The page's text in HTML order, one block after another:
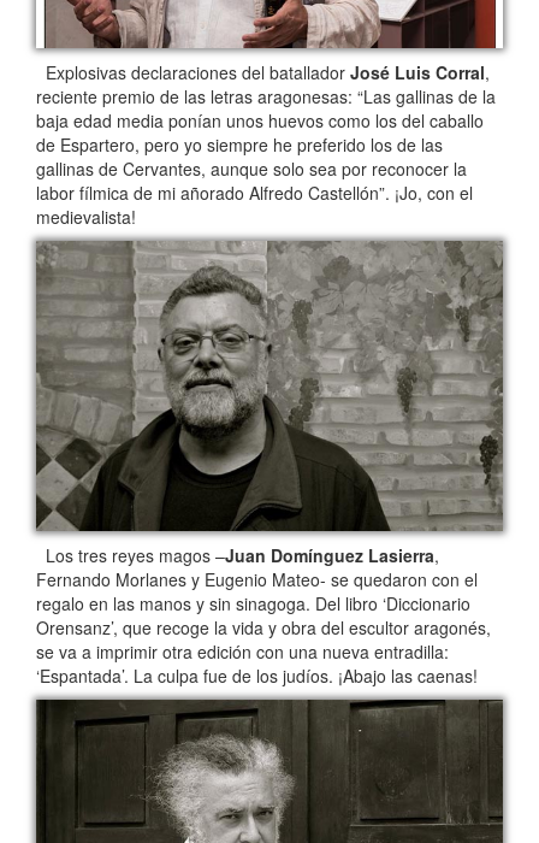
Explosivas declaraciones del batallador José Luis Corral,
reciente premio de las letras aragonesas: “Las gallinas de la
baja edad media ponían unos huevos como los del caballo
de Espartero, pero yo siempre he preferido los de las
gallinas de Cervantes, aunque solo sea por reconocer la
labor fílmica de mi añorado Alfredo Castellón”. ¡Jo, con el
medievalista!
Los tres reyes magos –Juan Domínguez Lasierra,
Fernando Morlanes y Eugenio Mateo- se quedaron con el
regalo en las manos y sin sinagoga. Del libro ‘Diccionario
Orensanz’, que recoge la vida y obra del escultor aragonés,
se va a imprimir otra edición con una nueva entradilla:
‘Espantada’. La culpa fue de los judíos. ¡Abajo las caenas!